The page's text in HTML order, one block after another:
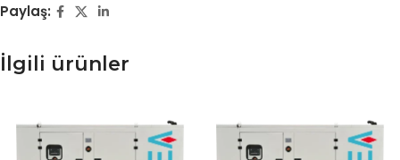
Paylaş:
İlgili ürünler